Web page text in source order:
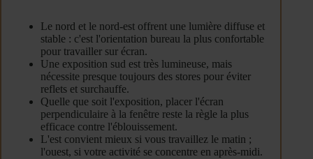
Le nord et le nord-est offrent une lumière diffuse et
stable : c'est l'orientation bureau la plus confortable
pour travailler sur écran.
Une exposition sud est très lumineuse, mais
nécessite presque toujours des stores pour éviter
reflets et surchauffe.
Quelle que soit l'exposition, placer l'écran
perpendiculaire à la fenêtre reste la règle la plus
efficace contre l'éblouissement.
L'est convient mieux si vous travaillez le matin ;
l'ouest, si votre activité se concentre en après-midi.